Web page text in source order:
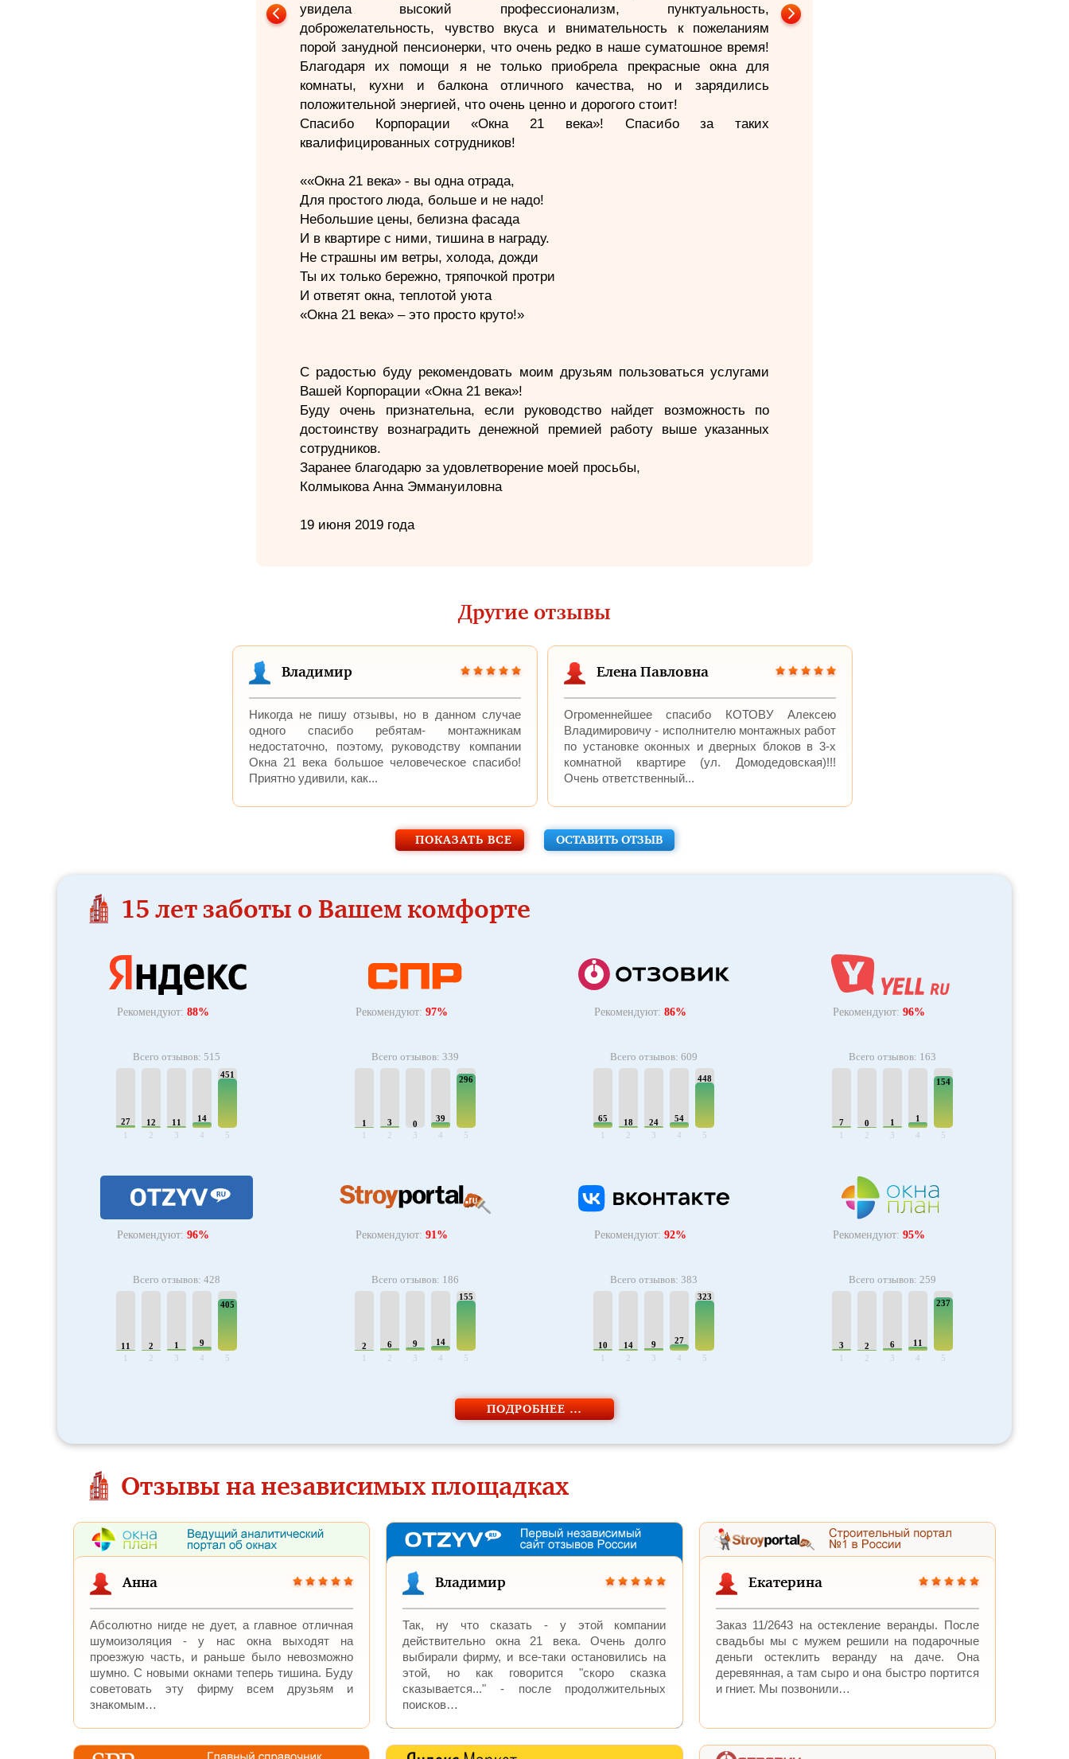
увидела высокий профессионализм, пунктуальность,
доброжелательность, чувство вкуса и внимательность к пожеланиям
порой занудной пенсионерки, что очень редко в наше суматошное время!
Благодаря их помощи я не только приобрела прекрасные окна для
комнаты, кухни и балкона отличного качества, но и зарядились
положительной энергией, что очень ценно и дорогого стоит!
Спасибо Корпорации «Окна 21 века»! Спасибо за таких
квалифицированных сотрудников!
««Окна 21 века» - вы одна отрада,
Для простого люда, больше и не надо!
Небольшие цены, белизна фасада
И в квартире с ними, тишина в награду.
Не страшны им ветры, холода, дожди
Ты их только бережно, тряпочкой протри
И ответят окна, теплотой уюта
«Окна 21 века» – это просто круто!»
С радостью буду рекомендовать моим друзьям пользоваться услугами
Вашей Корпорации «Окна 21 века»!
Буду очень признательна, если руководство найдет возможность по
достоинству вознаградить денежной премией работу выше указанных
сотрудников.
Заранее благодарю за удовлетворение моей просьбы,
Колмыкова Анна Эммануиловна
19 июня 2019 года
Другие отзывы
Владимир
Никогда не пишу отзывы, но в данном случае
одного спасибо ребятам- монтажникам
недостаточно, поэтому, руководству компании
Окна 21 века большое человеческое спасибо!
Приятно удивили, как...
Елена Павловна
Огроменнейшее спасибо КОТОВУ Алексею
Владимировичу - исполнителю монтажных работ
по установке оконных и дверных блоков в 3-х
комнатной квартире (ул. Домодедовская)!!!
Очень ответственный...
ПОКАЗАТЬ ВСЕ ОСТАВИТЬ ОТЗЫВ
15 лет заботы о Вашем комфорте
Рекомендуют: 88%
Всего отзывов: 515
27
1
12
2
11
3
14
4
451
5
Рекомендуют: 96%
Всего отзывов: 428
11
1
2
2
1
3
9
4
405
5
Рекомендуют: 97%
Всего отзывов: 339
1
1
3
2
0
3
39
4
296
5
Рекомендуют: 91%
Всего отзывов: 186
2
1
6
2
9
3
14
4
155
5
Рекомендуют: 86%
Всего отзывов: 609
65
1
18
2
24
3
54
4
448
5
Рекомендуют: 92%
Всего отзывов: 383
10
1
14
2
9
3
27
4
323
5
Рекомендуют: 96%
Всего отзывов: 163
7
1
0
2
1
3
1
4
154
5
Рекомендуют: 95%
Всего отзывов: 259
3
1
2
2
6
3
11
4
237
5
ПОДРОБНЕЕ …
Отзывы на независимых площадках
Анна
Абсолютно нигде не дует, а главное отличная
шумоизоляция - у нас окна выходят на
проезжую часть, и раньше было невозможно
шумно. C новыми окнами теперь тишина. Буду
советовать эту фирму всем друзьям и
знакомым…
Владимир
Так, ну что сказать - у этой компании
действительно окна 21 века. Очень долго
выбирали фирму, и все-таки остановились на
этой, но как говорится "скоро сказка
сказывается..." - после продолжительных
поисков…
Екатерина
Заказ 11/2643 на остекление веранды. После
свадьбы мы с мужем решили на подарочные
деньги остеклить веранду на даче. Она
деревянная, а там сыро и она быстро портится
и гниет. Мы позвонили…